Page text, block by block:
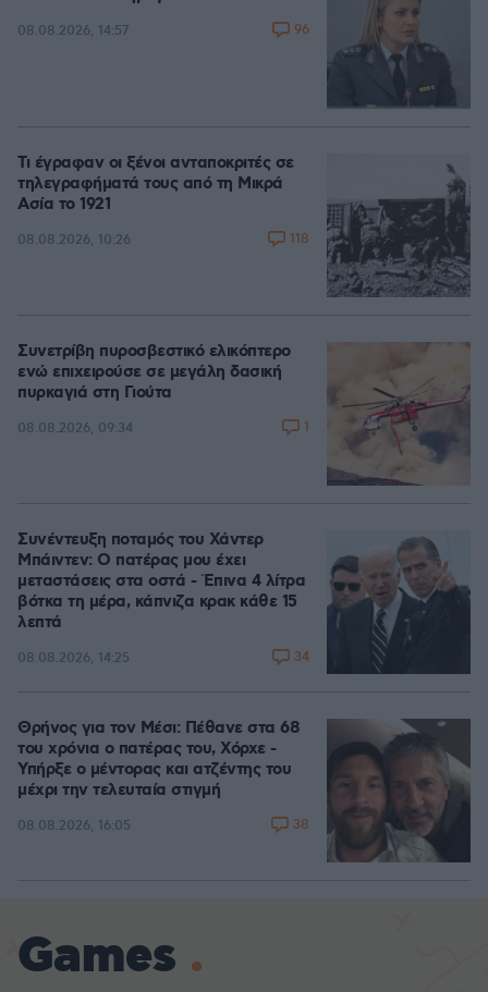
08.08.2026, 14:57 96
Τι έγραφαν οι ξένοι ανταποκριτές σε
τηλεγραφήματά τους από τη Μικρά
Ασία το 1921
08.08.2026, 10:26 118
Συνετρίβη πυροσβεστικό ελικόπτερο
ενώ επιχειρούσε σε μεγάλη δασική
πυρκαγιά στη Γιούτα
08.08.2026, 09:34 1
Συνέντευξη ποταμός του Χάντερ
Μπάιντεν: Ο πατέρας μου έχει
μεταστάσεις στα οστά - Έπινα 4 λίτρα
βότκα τη μέρα, κάπνιζα κρακ κάθε 15
λεπτά
08.08.2026, 14:25 34
Θρήνος για τον Μέσι: Πέθανε στα 68
του χρόνια ο πατέρας του, Χόρχε -
Υπήρξε ο μέντορας και ατζέντης του
μέχρι την τελευταία στιγμή
08.08.2026, 16:05 38
Games